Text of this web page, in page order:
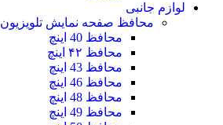
لوازم جانبی
محافظ صفحه نمایش تلویزیون
محافظ 40 اینچ
محافظ ۴۲ اینچ
محافظ 43 اینچ
محافظ 46 اینچ
محافظ 48 اینچ
محافظ 49 اینچ